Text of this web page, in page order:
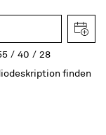
40
28
finden